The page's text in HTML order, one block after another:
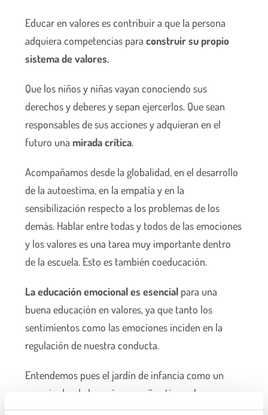
Educar en valores es contribuir a que la persona
adquiera competencias paraconstruir su propio
sistema de valores.
Que los niños y niñas vayan conociendo sus
derechos y deberes y sepan ejercerlos. Que sean
responsables de sus acciones y adquieran en el
futuro una mirada crítica.
Acompañamos desde la globalidad, en el desarrollo
de la autoestima, en la empatía y en la
sensibilización respecto a los problemas de los
demás. Hablar entre todas y todos de las emociones
y los valores es una tarea muy importante dentro
de la escuela. Esto es también coeducación.
La educación emocional es esencial para una
buena educación en valores, ya que tanto los
sentimientos como las emociones inciden en la
regulación de nuestra conducta.
Entendemos pues el jardín de infancia como un
espacio donde los más pequeños tienen la
posibilidad de desarrollar sus capacidades